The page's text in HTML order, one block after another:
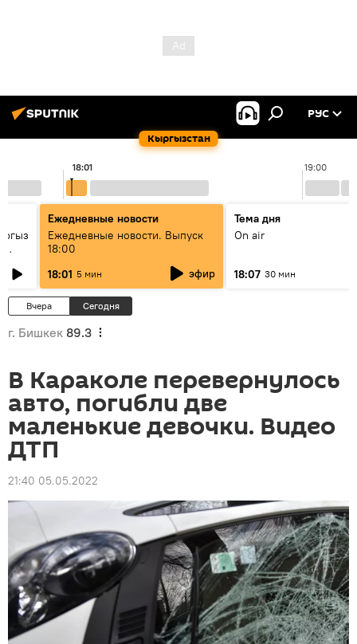
Кыргызстан
РУС
19:00
18:01
Ежедневные новости
Ежедневные новости. Выпуск
18:00
18:01 5 мин эфир
Тема дня
On air
18:07 30 мин
Вчера Сегодня
г. Бишкек 89.3
В Караколе перевернулось
авто, погибли две
маленькие девочки. Видео
ДТП
21:40 05.05.2022